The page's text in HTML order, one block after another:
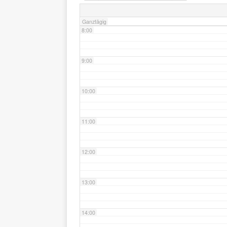
Ganztägig
8:00
9:00
10:00
11:00
12:00
13:00
14:00